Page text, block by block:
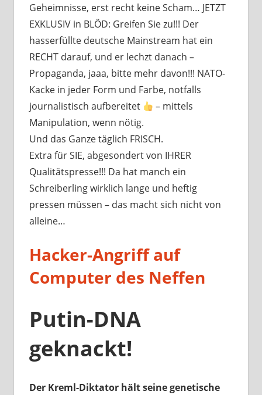
Geheimnisse, erst recht keine Scham… JETZT
EXKLUSIV in BLÖD: Greifen Sie zu!!! Der
hasserfüllte deutsche Mainstream hat ein
RECHT darauf, und er lechzt danach –
Propaganda, jaaa, bitte mehr davon!!! NATO-
Kacke in jeder Form und Farbe, notfalls
journalistisch aufbereitet
– mittels
Manipulation, wenn nötig.
Und das Ganze täglich FRISCH.
Extra für SIE, abgesondert von IHRER
Qualitätspresse!!! Da hat manch ein
Schreiberling wirklich lange und heftig
pressen müssen – das macht sich nicht von
alleine…
Hacker-Angriff auf
Computer des Neffen
Putin-DNA
geknackt!
Der Kreml-Diktator hält seine genetische